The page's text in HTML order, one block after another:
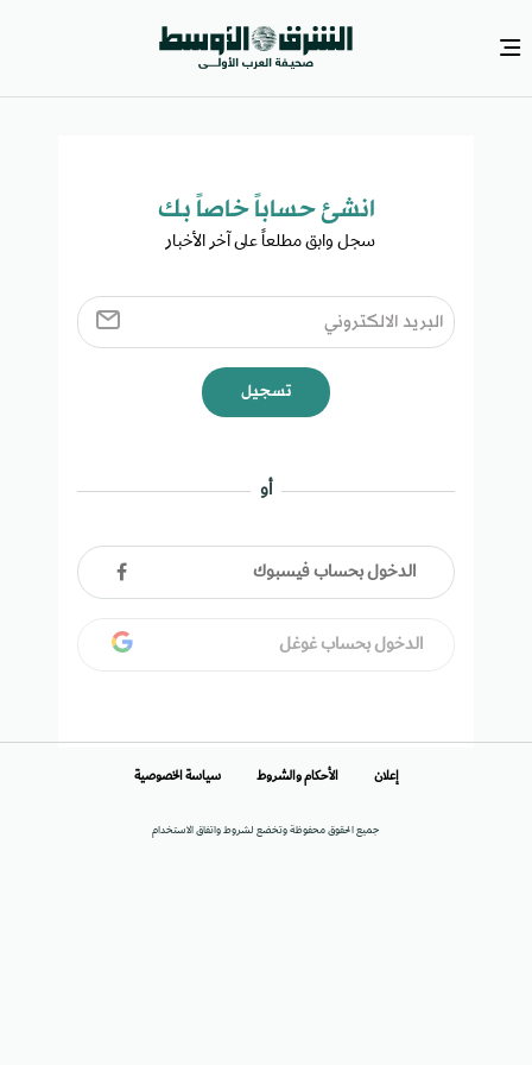
انشئ حساباً خاصاً بك​
سجل وابق مطلعاً على آخر الأخبار ​
تسجيل
أو
الدخول بحساب فيسبوك
الدخول بحساب غوغل
جميع الحقوق محفوظة وتخضع لشروط واتفاق الاستخدام
إعلان الأحكام والشروط سياسة الخصوصية